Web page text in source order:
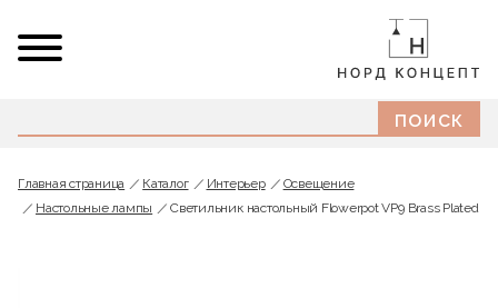
Главная страница Каталог Интерьер
Освещение
Настольные лампы
Светильник настольный Flowerpot VP9 Brass Plated